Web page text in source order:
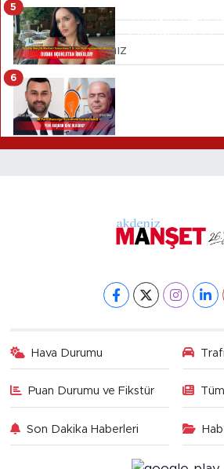
Gönder
Tutuklu
Sorumlusu
mercek
iddialar!
5
6
Hava Durumu
Puan Durumu ve Fikstür
Son Dakika Haberleri